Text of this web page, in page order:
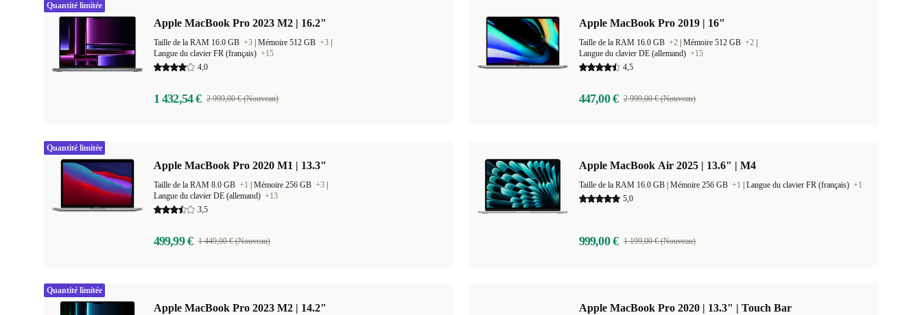
Apple MacBook Pro 2023 M2 | 16.2"
Taille de la RAM 16.0 GB +3 Mémoire 512 GB +3
Langue du clavier FR (français) +15
4,0
1 432,54 € 2 999,00 € (Nouveau)
Quantité limitée
Apple MacBook Pro 2019 | 16"
Taille de la RAM 16.0 GB +2 Mémoire 512 GB +2
Langue du clavier DE (allemand) +15
4,5
447,00 € 2 999,00 € (Nouveau)
Apple MacBook Pro 2020 M1 | 13.3"
Taille de la RAM 8.0 GB +1 Mémoire 256 GB +3
Langue du clavier DE (allemand) +13
3,5
499,99 € 1 449,00 € (Nouveau)
Quantité limitée
Apple MacBook Air 2025 | 13.6" | M4
Mémoire 256 GB +1 Langue du clavier FR (français) +1
5,0
999,00 € 1 199,00 € (Nouveau)
Apple MacBook Pro 2023 M2 | 14.2"
Quantité limitée
Apple MacBook Pro 2020 | 13.3" | Touch Bar